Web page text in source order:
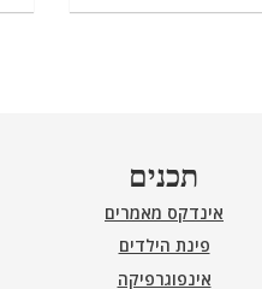
תכנים
אינדקס מאמרים
פינת הילדים
אינפוגרפיקה